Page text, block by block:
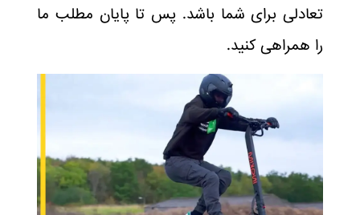
تعادلی برای شما باشد. پس تا پایان مطلب ما
را همراهی کنید.